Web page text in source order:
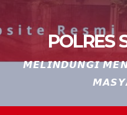
POLRES
𝙈𝙀𝙇𝙄𝙉𝘿𝙐𝙉𝙂𝙄